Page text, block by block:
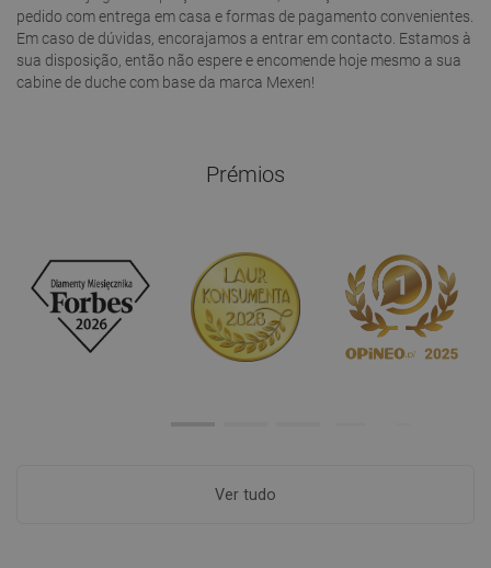
pedido com entrega em casa e formas de pagamento convenientes.
Em caso de dúvidas, encorajamos a entrar em contacto. Estamos à
sua disposição, então não espere e encomende hoje mesmo a sua
cabine de duche com base da marca Mexen!
Prémios
Ver tudo